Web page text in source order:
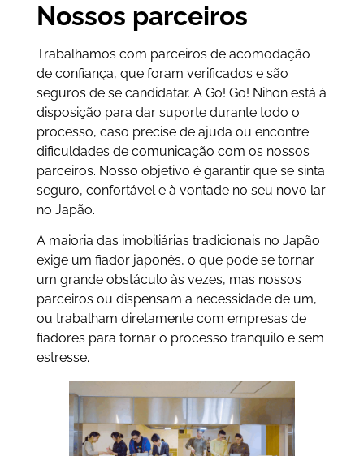
Nossos parceiros
Trabalhamos com parceiros de acomodação
de confiança, que foram verificados e são
seguros de se candidatar. A Go! Go! Nihon está à
disposição para dar suporte durante todo o
processo, caso precise de ajuda ou encontre
dificuldades de comunicação com os nossos
parceiros. Nosso objetivo é garantir que se sinta
seguro, confortável e à vontade no seu novo lar
no Japão.
A maioria das imobiliárias tradicionais no Japão
exige um fiador japonês, o que pode se tornar
um grande obstáculo às vezes, mas nossos
parceiros ou dispensam a necessidade de um,
ou trabalham diretamente com empresas de
fiadores para tornar o processo tranquilo e sem
estresse.